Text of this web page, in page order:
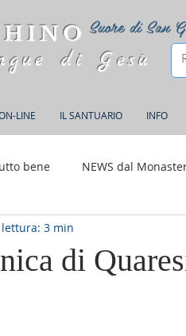
Suore di San
di Gesù
LINE IL SANTUARIO INFO
bene NEWS dal
di
3 min